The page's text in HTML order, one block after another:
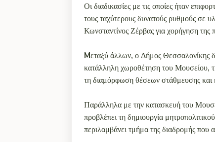
Οι διαδικασίες με τις οποίες ήταν
τους ταχύτερους δυνατούς ρυθμούς σε
Κωνσταντίνος Ζέρβας για χορήγηση
Mεταξύ άλλων, ο Δήμος Θεσσαλονίκης
κατάλληλη χωροθέτηση του Μουσείου,
τη διαμόρφωση θέσεων στάθμευσης
Παράλληλα με την κατασκευή του
προβλέπει τη δημιουργία
περιλαμβάνει τμήμα της διαδρομής